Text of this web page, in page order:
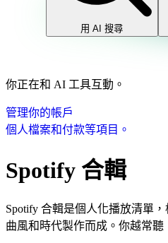
用 AI 搜尋
你正在和 AI 工具互動。
管理你的帳戶
個人檔案和付款等項目。
Spotify 合輯
Spotify 合輯是個人化播放清單
曲風和時代製作而成。你越常聽